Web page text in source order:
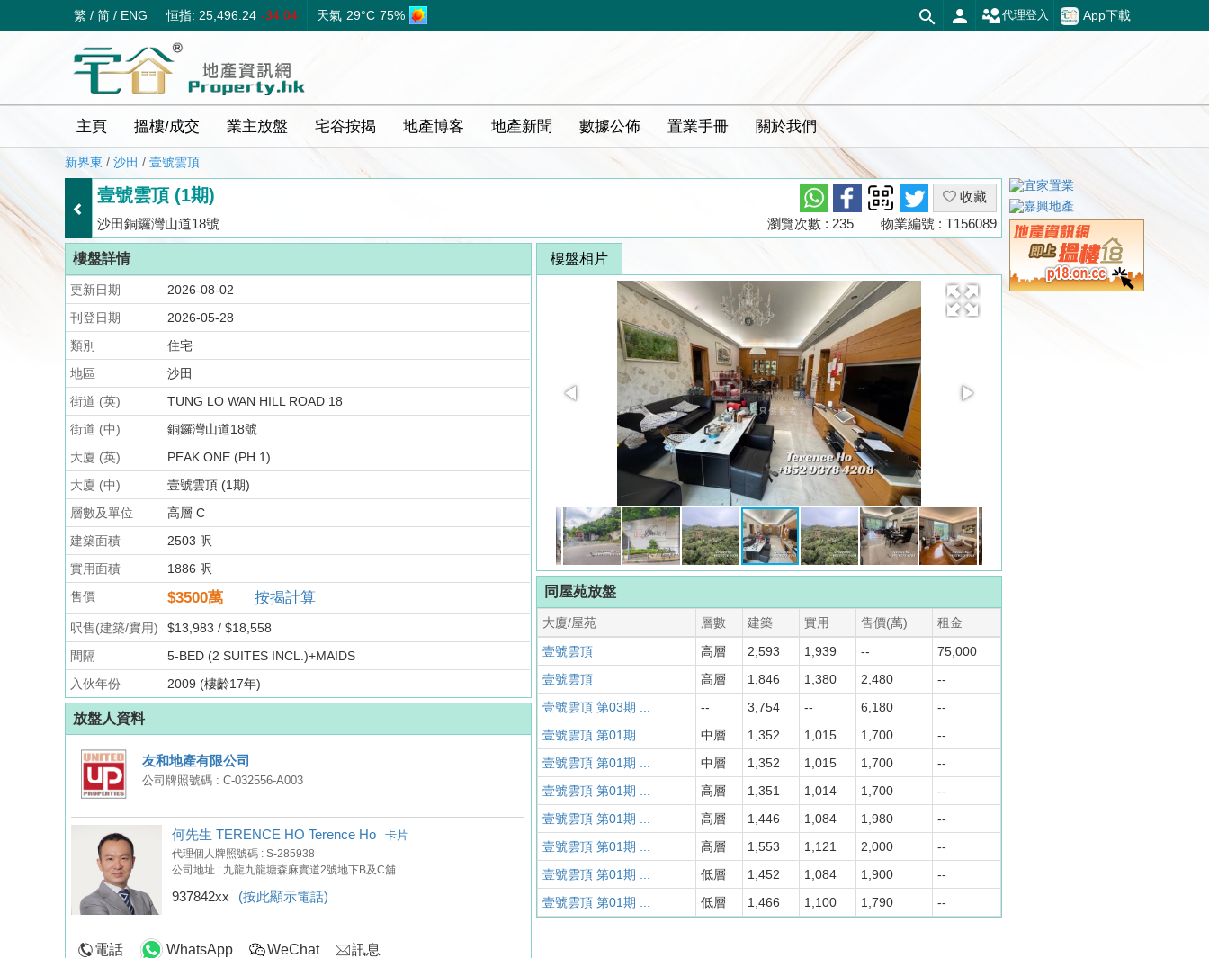
繁 / 简 / ENG 恒指: 25,496.24 -34.04 天氣 29°C 75% App下載
代理登入
主頁 搵樓/成交 業主放盤 宅谷按揭 地產博客 地產新聞 數據公佈 置業手冊 關於我們
新界東 / 沙田 / 壹號雲頂
壹號雲頂 (1期)
收藏
沙田銅鑼灣山道18號
物業編號 : T156089
瀏覽次數 : 235
樓盤詳情
更新日期
2026-08-02
刊登日期
2026-05-28
類別
住宅
地區
沙田
街道 (英)
TUNG LO WAN HILL ROAD 18
街道 (中)
銅鑼灣山道18號
大廈 (英)
PEAK ONE (PH 1)
大廈 (中)
壹號雲頂 (1期)
層數及單位
高層 C
建築面積
2503 呎
實用面積
1886 呎
售價
$3500萬 按揭計算
呎售(建築/實用)
$13,983 / $18,558
間隔
5-BED (2 SUITES INCL.)+MAIDS
入伙年份
2009 (樓齡17年)
放盤人資料
友和地產有限公司
公司牌照號碼 : C-032556-A003
何先生 TERENCE HO Terence Ho 卡片
代理個人牌照號碼 : S-285938
公司地址 : 九龍九龍塘森麻實道2號地下B及C舖
937842xx (按此顯示電話)
電話 WhatsApp WeChat 訊息
樓盤相片
同屋苑放盤
大廈/屋苑 層數 建築 實用 售價(萬)
租金
壹號雲頂
高層 2,593 1,939 --
75,000
壹號雲頂
高層 1,846 1,380 2,480
--
壹號雲頂 第03期 ...
-- 3,754 -- 6,180
--
壹號雲頂 第01期 ...
中層 1,352 1,015 1,700
--
壹號雲頂 第01期 ...
中層 1,352 1,015 1,700
--
壹號雲頂 第01期 ...
高層 1,351 1,014 1,700
--
壹號雲頂 第01期 ...
高層 1,446 1,084 1,980
--
壹號雲頂 第01期 ...
高層 1,553 1,121 2,000
--
壹號雲頂 第01期 ...
低層 1,452 1,084 1,900
--
壹號雲頂 第01期 ...
低層 1,466 1,100 1,790 --